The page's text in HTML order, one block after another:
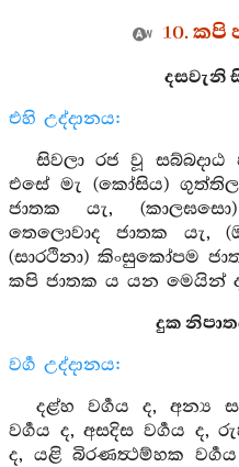
10. කපි
දසවැනි
එහි උද්දානය:
සිවලා රජ වූ
එසේ මැ (කෝසිය)
ජාතක යැ,
තෙලොවාද ජාතක යැ,
(සාරථිනා) කිංසුකෝපම
කපි ජාතක ය යන මෙයින්
දුක
වර්‍ග උද්දානය:
දළ්හ වර්‍ගය ද, අන්‍ය
වර්‍ගය ද, අසදිස වර්‍ගය ද,
ද, යළි බිරණත්‍ථම්හක වර්‍ගය